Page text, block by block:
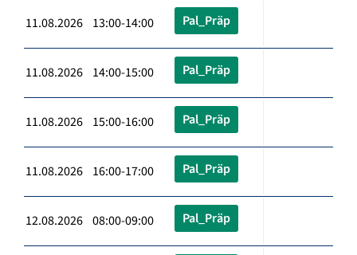
11.08.2026 13:00-14:00 Pal_Präp
11.08.2026 14:00-15:00 Pal_Präp
11.08.2026 15:00-16:00 Pal_Präp
11.08.2026 16:00-17:00 Pal_Präp
12.08.2026 08:00-09:00 Pal_Präp